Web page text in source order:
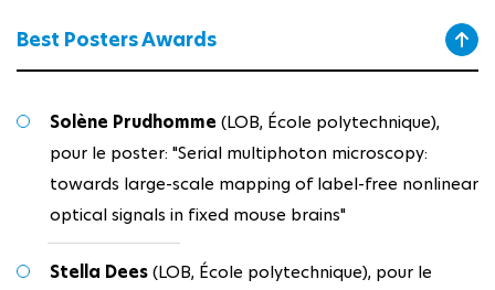
Best Posters Awards
Solène Prudhomme (LOB, École polytechnique),
pour le poster: "Serial multiphoton microscopy:
towards large-scale mapping of label-free nonlinear
optical signals in fixed mouse brains"
Stella Dees(LOB, École polytechnique), pour le